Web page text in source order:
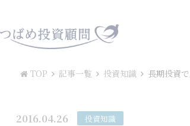
TOP 記事一覧 投資知識 長期投資
2016.04.26 投資知識